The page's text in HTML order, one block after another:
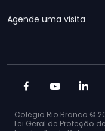
Agende uma visita
Colégio Rio Branco ©
Lei Geral de Proteção